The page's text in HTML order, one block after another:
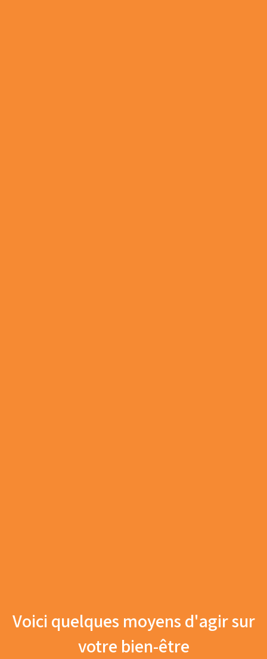
Voici quelques moyens d'agir sur
votre bien-être